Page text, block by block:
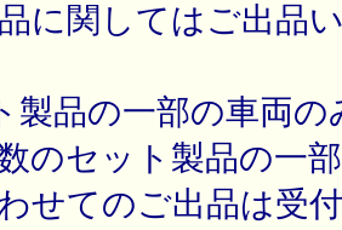
に関してはご出品
製品の一部の車両の
のセット製品の一
せてのご出品は受